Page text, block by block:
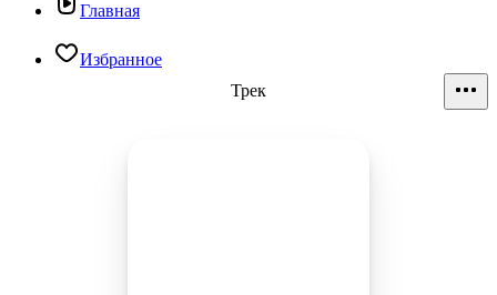
Главная
Избранное
Трек